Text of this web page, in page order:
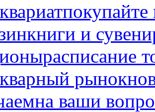
покупайте
книги и
расписание
рынок
на ваши